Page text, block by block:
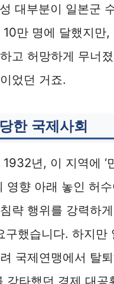
대부분이 일본군
만 명에 달했지만
고 허망하게 무너
었던 거죠.
한 국제사회
년, 이 지역에 ‘
영향 아래 놓인 허
략 행위를 강력하
구했습니다. 하지
국제연맹에서 탈
강타했던 경제 대